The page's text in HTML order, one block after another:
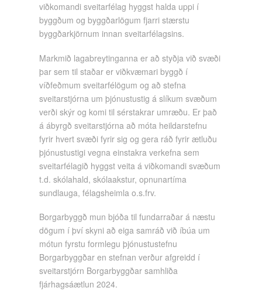
viðkomandi sveitarfélag hyggst halda uppi í
byggðum og byggðarlögum fjarri stærstu
byggðarkjörnum innan sveitarfélagsins.
Markmið lagabreytinganna er að styðja við svæði
þar sem til staðar er viðkvæmari byggð í
víðfeðmum sveitarfélögum og að stefna
sveitarstjórna um þjónustustig á slíkum svæðum
verði skýr og komi til sérstakrar umræðu. Er það
á ábyrgð sveitarstjórna að móta heildarstefnu
fyrir hvert svæði fyrir sig og gera ráð fyrir ætluðu
þjónustustigi vegna einstakra verkefna sem
sveitarfélagið hyggst veita á viðkomandi svæðum
t.d. skólahald, skólaakstur, opnunartíma
sundlauga, félagsheimla o.s.frv.
Borgarbyggð mun bjóða til fundarraðar á næstu
dögum í því skyni að eiga samráð við íbúa um
mótun fyrstu formlegu þjónustustefnu
Borgarbyggðar en stefnan verður afgreidd í
sveitarstjórn Borgarbyggðar samhliða
fjárhagsáætlun 2024.